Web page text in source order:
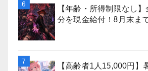
【年齢・所得制限なし
分を現金給付！8月末ま
【高齢者1人15,000円】